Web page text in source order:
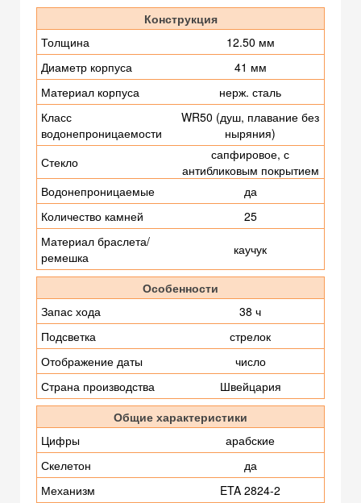
Конструкция
Толщина
12.50 мм
Диаметр корпуса
41 мм
Материал корпуса
нерж. сталь
Класс
водонепроницаемости
WR50 (душ, плавание без
ныряния)
Стекло
сапфировое, с
антибликовым покрытием
Водонепроницаемые
да
Количество камней
25
Материал браслета/
ремешка
каучук
Особенности
Запас хода
38 ч
Подсветка
стрелок
Отображение даты
число
Страна производства
Швейцария
Общие характеристики
Цифры
арабские
Скелетон
да
Механизм
ETA 2824-2